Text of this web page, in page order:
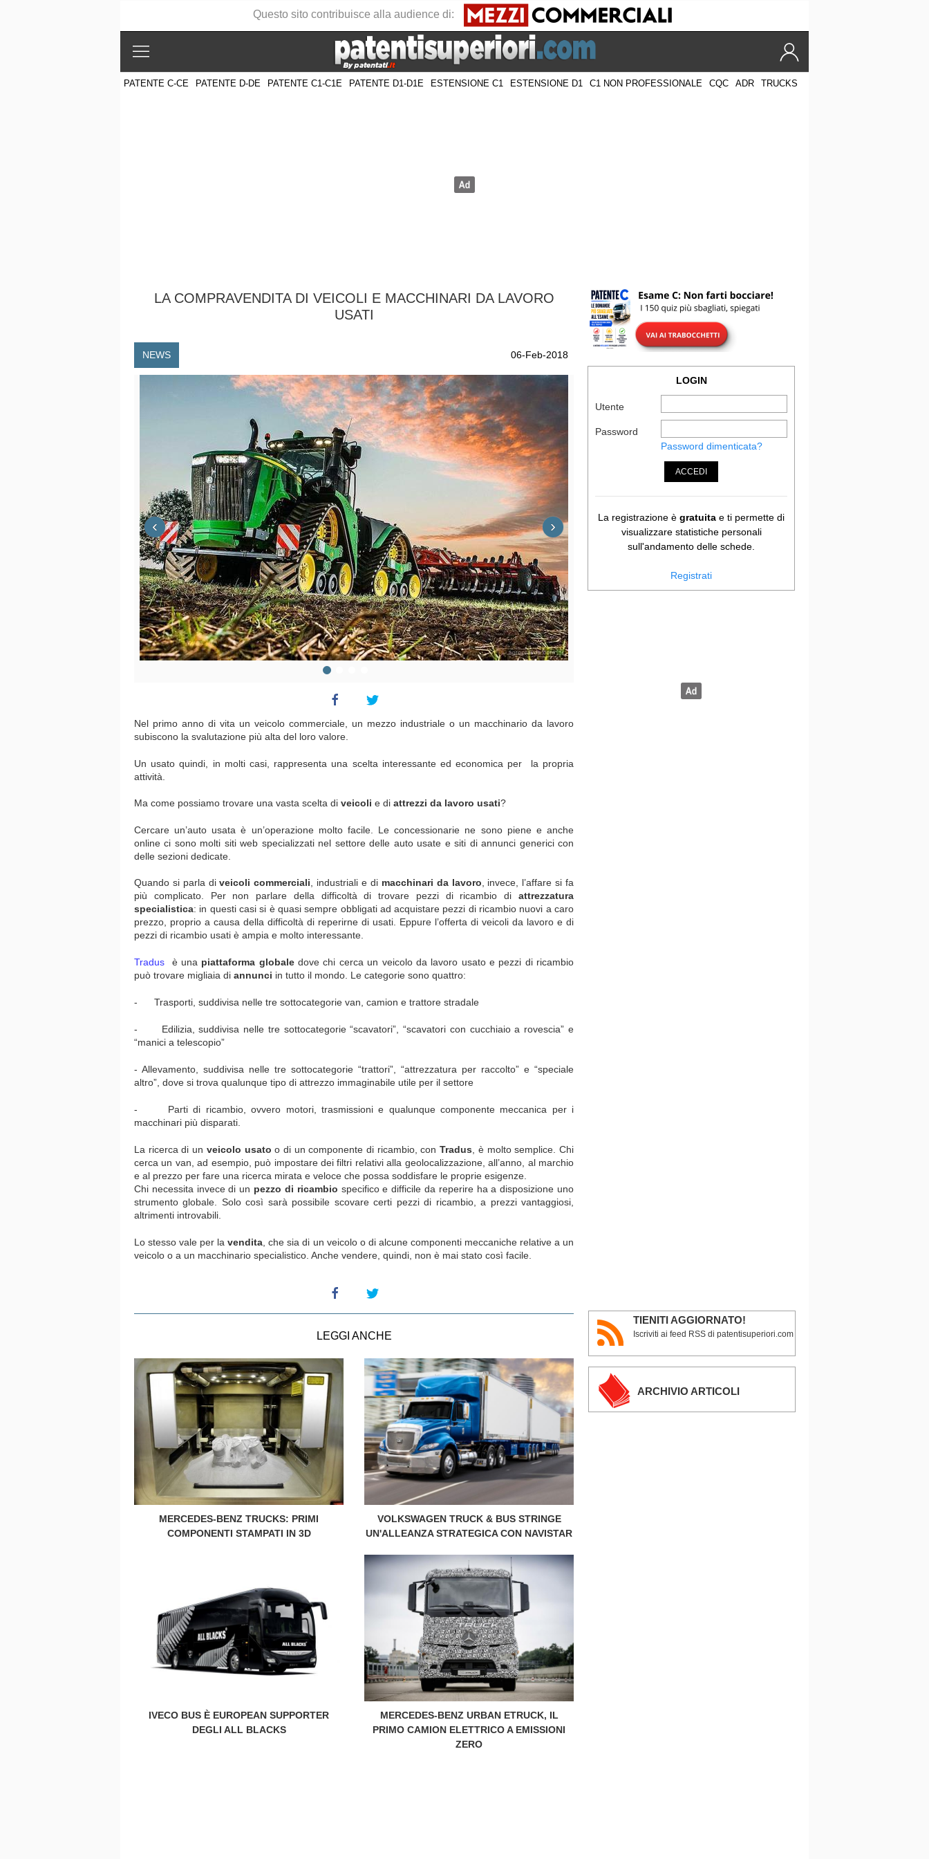
PATENTE C-CE PATENTE D-DE PATENTE C1-C1E PATENTE D1-D1E ESTENSIONE C1 ESTENSIONE D1 C1 NON PROFESSIONALE CQC ADR TRUCKS
LA COMPRAVENDITA DI VEICOLI E MACCHINARI DA LAVORO
USATI
NEWS 06-Feb-2018
‹ ›
Nel primo anno di vita un veicolo commerciale, un mezzo industriale o un macchinario da lavoro
subiscono la svalutazione più alta del loro valore.
Un usato quindi, in molti casi, rappresenta una scelta interessante ed economica per la propria
attività.
Ma come possiamo trovare una vasta scelta di veicoli e di attrezzi da lavoro usati?
Cercare un’auto usata è un’operazione molto facile. Le concessionarie ne sono piene e anche
online ci sono molti siti web specializzati nel settore delle auto usate e siti di annunci generici con
delle sezioni dedicate.
Quando si parla diveicoli commerciali , industriali e di macchinari da lavoro , invece, l’affare si fa
più complicato. Per non parlare della difficoltà di trovare pezzi di ricambio di attrezzatura
specialistica: in questi casi si è quasi sempre obbligati ad acquistare pezzi di ricambio nuovi a caro
prezzo, proprio a causa della difficoltà di reperirne di usati. Eppure l’offerta di veicoli da lavoro e di
pezzi di ricambio usati è ampia e molto interessante.
Tradus è una piattaforma globaledove chi cerca un veicolo da lavoro usato e pezzi di ricambio
può trovare migliaia di annunci in tutto il mondo. Le categorie sono quattro:
- Trasporti, suddivisa nelle tre sottocategorie van, camion e trattore stradale
- Edilizia, suddivisa nelle tre sottocategorie “scavatori”, “scavatori con cucchiaio a rovescia” e
“manici a telescopio”
- Allevamento, suddivisa nelle tre sottocategorie “trattori”, “attrezzatura per raccolto” e “speciale
altro”, dove si trova qualunque tipo di attrezzo immaginabile utile per il settore
- Parti di ricambio, ovvero motori, trasmissioni e qualunque componente meccanica per i
macchinari più disparati.
La ricerca di un veicolo usato o di un componente di ricambio, conTradus , è molto semplice. Chi
cerca un van, ad esempio, può impostare dei filtri relativi alla geolocalizzazione, all’anno, al marchio
e al prezzo per fare una ricerca mirata e veloce che possa soddisfare le proprie esigenze.
Chi necessita invece di un pezzo di ricambio specifico e difficile da reperire ha a disposizione uno
strumento globale. Solo così sarà possibile scovare certi pezzi di ricambio, a prezzi vantaggiosi,
altrimenti introvabili.
Lo stesso vale per lavendita , che sia di un veicolo o di alcune componenti meccaniche relative a un
veicolo o a un macchinario specialistico. Anche vendere, quindi, non è mai stato così facile.
LOGIN
Utente
Password
Password dimenticata?
ACCEDI
La registrazione è gratuita e ti permette di
visualizzare statistiche personali
sull'andamento delle schede.
Registrati
LEGGI ANCHE
MERCEDES-BENZ TRUCKS: PRIMI
COMPONENTI STAMPATI IN 3D
VOLKSWAGEN TRUCK & BUS STRINGE
UN'ALLEANZA STRATEGICA CON NAVISTAR
IVECO BUS È EUROPEAN SUPPORTER
DEGLI ALL BLACKS
MERCEDES-BENZ URBAN ETRUCK, IL
PRIMO CAMION ELETTRICO A EMISSIONI
ZERO
TIENITI AGGIORNATO!
Iscriviti ai feed RSS di patentisuperiori.com
ARCHIVIO ARTICOLI
Questo sito contribuisce alla audience di: